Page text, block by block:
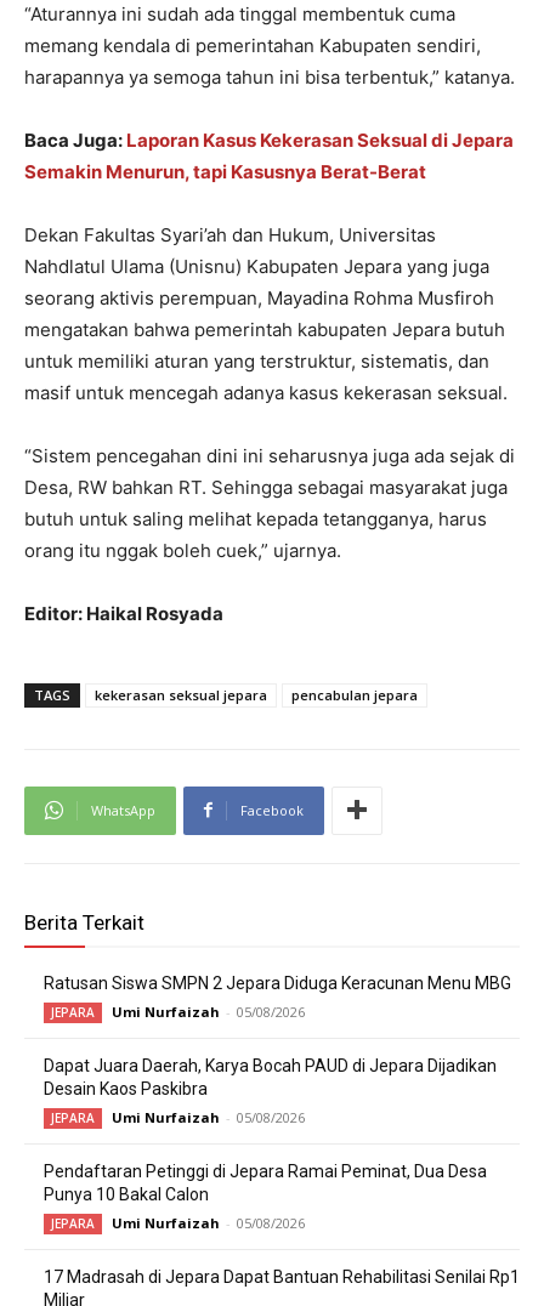
“Aturannya ini sudah ada tinggal membentuk cuma
memang kendala di pemerintahan Kabupaten sendiri,
harapannya ya semoga tahun ini bisa terbentuk,” katanya.
Baca Juga: Laporan Kasus Kekerasan Seksual di Jepara
Semakin Menurun, tapi Kasusnya Berat-Berat
Dekan Fakultas Syari’ah dan Hukum, Universitas
Nahdlatul Ulama (Unisnu) Kabupaten Jepara yang juga
seorang aktivis perempuan, Mayadina Rohma Musfiroh
mengatakan bahwa pemerintah kabupaten Jepara butuh
untuk memiliki aturan yang terstruktur, sistematis, dan
masif untuk mencegah adanya kasus kekerasan seksual.
“Sistem pencegahan dini ini seharusnya juga ada sejak di
Desa, RW bahkan RT. Sehingga sebagai masyarakat juga
butuh untuk saling melihat kepada tetangganya, harus
orang itu nggak boleh cuek,” ujarnya.
Editor: Haikal Rosyada
TAGS kekerasan seksual jepara pencabulan jepara
WhatsApp Facebook
Berita Terkait
Ratusan Siswa SMPN 2 Jepara Diduga Keracunan Menu MBG
JEPARA Umi Nurfaizah - 05/08/2026
Dapat Juara Daerah, Karya Bocah PAUD di Jepara Dijadikan
Desain Kaos Paskibra
JEPARA Umi Nurfaizah - 05/08/2026
Pendaftaran Petinggi di Jepara Ramai Peminat, Dua Desa
Punya 10 Bakal Calon
JEPARA Umi Nurfaizah - 05/08/2026
17 Madrasah di Jepara Dapat Bantuan Rehabilitasi Senilai Rp1
Miliar